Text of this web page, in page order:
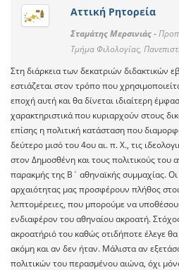
Αττική Ρητορεία
Σταμάτης Μερσινιάς -
Τμήμα Φιλολογίας,
Στη διάρκεια των δεκατριών διδακτικών
εστιάζεται στον τρόπο που
εποχή αυτή και θα δίνεται ιδιαίτερη
χαρακτηριστικά που κυριαρχούν στους
επίσης η πολιτική κατάσταση που
δεύτερο μισό του 4ου αι. π. Χ., τις
στον Δημοσθένη και τους πολιτικούς του
παρακμής της Β΄ αθηναϊκής συμμαχίας. Οι
αρχαιότητας μας προσφέρουν πλήθος
λεπτομέρειες, που μπορούμε να
ενδιαφέρον του αθηναίου ακροατή.
ακροατήριό του καθώς οτιδήποτε έλεγε
ακόμη και αν δεν ήταν. Μάλιστα αν
πολιτικών του περασμένου αιώνα, όχι